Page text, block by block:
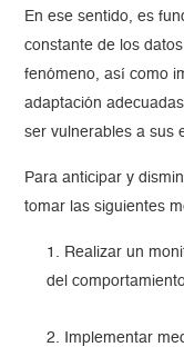
En ese sentido, es
constante de los
fenómeno, así como
adaptación
ser vulnerables a sus
Para anticipar y
tomar las siguientes
Realizar un
del
Implementar